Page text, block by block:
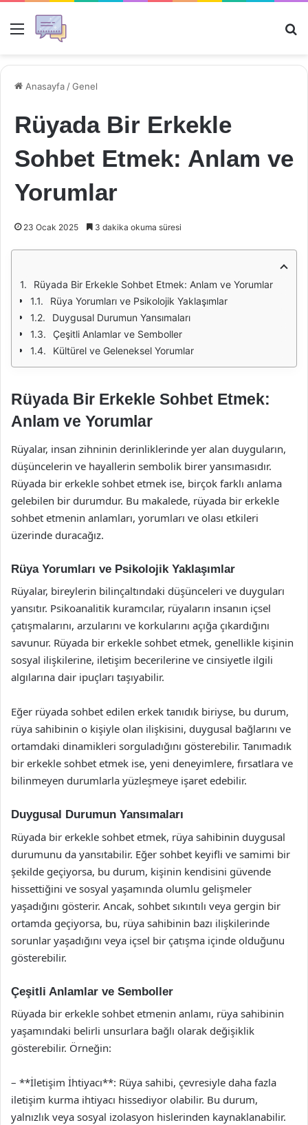
Menü
Anasayfa /Genel
Rüyada Bir Erkekle
Sohbet Etmek: Anlam ve
Yorumlar
23 Ocak 2025 3 dakika okuma süresi
Rüyada Bir Erkekle Sohbet Etmek: Anlam ve Yorumlar
Rüya Yorumları ve Psikolojik Yaklaşımlar
Duygusal Durumun Yansımaları
Çeşitli Anlamlar ve Semboller
Kültürel ve Geleneksel Yorumlar
Rüyada Bir Erkekle Sohbet Etmek:
Anlam ve Yorumlar
Rüyalar, insan zihninin derinliklerinde yer alan duyguların,
düşüncelerin ve hayallerin sembolik birer yansımasıdır.
Rüyada bir erkekle sohbet etmek ise, birçok farklı anlama
gelebilen bir durumdur. Bu makalede, rüyada bir erkekle
sohbet etmenin anlamları, yorumları ve olası etkileri
üzerinde duracağız.
Rüya Yorumları ve Psikolojik Yaklaşımlar
Rüyalar, bireylerin bilinçaltındaki düşünceleri ve duyguları
yansıtır. Psikoanalitik kuramcılar, rüyaların insanın içsel
çatışmalarını, arzularını ve korkularını açığa çıkardığını
savunur. Rüyada bir erkekle sohbet etmek, genellikle kişinin
sosyal ilişkilerine, iletişim becerilerine ve cinsiyetle ilgili
algılarına dair ipuçları taşıyabilir.
Eğer rüyada sohbet edilen erkek tanıdık biriyse, bu durum,
rüya sahibinin o kişiyle olan ilişkisini, duygusal bağlarını ve
ortamdaki dinamikleri sorguladığını gösterebilir. Tanımadık
bir erkekle sohbet etmek ise, yeni deneyimlere, fırsatlara ve
bilinmeyen durumlarla yüzleşmeye işaret edebilir.
Duygusal Durumun Yansımaları
Rüyada bir erkekle sohbet etmek, rüya sahibinin duygusal
durumunu da yansıtabilir. Eğer sohbet keyifli ve samimi bir
şekilde geçiyorsa, bu durum, kişinin kendisini güvende
hissettiğini ve sosyal yaşamında olumlu gelişmeler
yaşadığını gösterir. Ancak, sohbet sıkıntılı veya gergin bir
ortamda geçiyorsa, bu, rüya sahibinin bazı ilişkilerinde
sorunlar yaşadığını veya içsel bir çatışma içinde olduğunu
gösterebilir.
Çeşitli Anlamlar ve Semboller
Rüyada bir erkekle sohbet etmenin anlamı, rüya sahibinin
yaşamındaki belirli unsurlara bağlı olarak değişiklik
gösterebilir. Örneğin:
– **İletişim İhtiyacı**: Rüya sahibi, çevresiyle daha fazla
iletişim kurma ihtiyacı hissediyor olabilir. Bu durum,
yalnızlık veya sosyal izolasyon hislerinden kaynaklanabilir.